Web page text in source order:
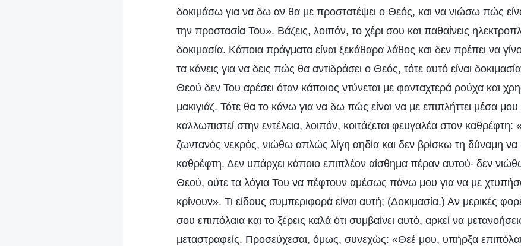
δοκιμάσω για να δω αν θα με προστατέψει ο Θεός, και να νιώσω πώς
την προστασία Του». Βάζεις, λοιπόν, το χέρι σου και παθαίνεις
δοκιμασία. Κάποια πράγματα είναι ξεκάθαρα λάθος και δεν πρέπει να
τα κάνεις για να δεις πώς θα αντιδράσει ο Θεός, τότε αυτό είναι
Θεού δεν Του αρέσει όταν κάποιος ντύνεται με φανταχτερά ρούχα και
μακιγιάζ. Τότε θα το κάνω για να δω πώς είναι να με επιπλήττει μέσα
καλλωπιστεί στην εντέλεια, λοιπόν, κοιτάζεται φευγαλέα στον καθρέφτη:
ζωντανός νεκρός, νιώθω απλώς λίγη αηδία και δεν βρίσκω τη δύναμη να
καθρέφτη. Δεν υπάρχει κάποιο επιπλέον αίσθημα πέραν αυτού· δεν
Θεού, ούτε τα λόγια Του να πέφτουν αμέσως πάνω μου για να με
κρίνουν». Τι είδους συμπεριφορά είναι αυτή; (Δοκιμασία.) Αν μερικές
σου επιπόλαια και το ξέρεις καλά ότι συμβαίνει αυτό, αρκεί να
μεταστραφείς. Προσεύχεσαι, όμως, συνεχώς: «Θεέ μου, υπήρξα